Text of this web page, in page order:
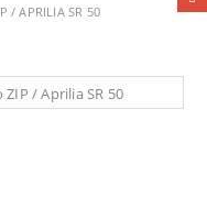
/ APRILIA SR 50